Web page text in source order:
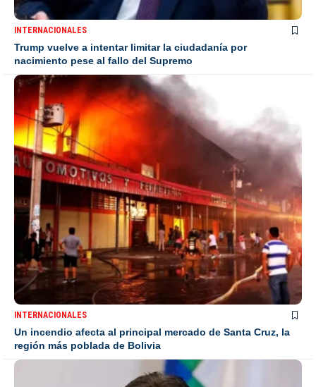
INTERNACIONALES
Trump vuelve a intentar limitar la ciudadanía por
nacimiento pese al fallo del Supremo
INTERNACIONALES
Un incendio afecta al principal mercado de Santa Cruz, la
región más poblada de Bolivia